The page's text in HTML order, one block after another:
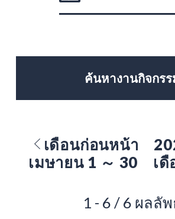
ค้นหางานกิจกรร
เดือนก่อนหน้า
เมษายน 1 ～ 30
เ
1 - 6 / 6 ผลลั